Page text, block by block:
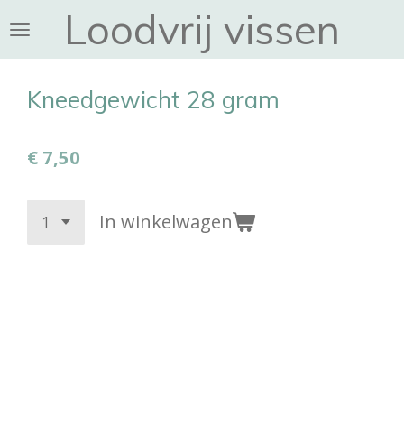
direct
naar
hoofdinhoud
Loodvrij vissen
Kneedgewicht 28 gram
€ 7,50
In winkelwagen